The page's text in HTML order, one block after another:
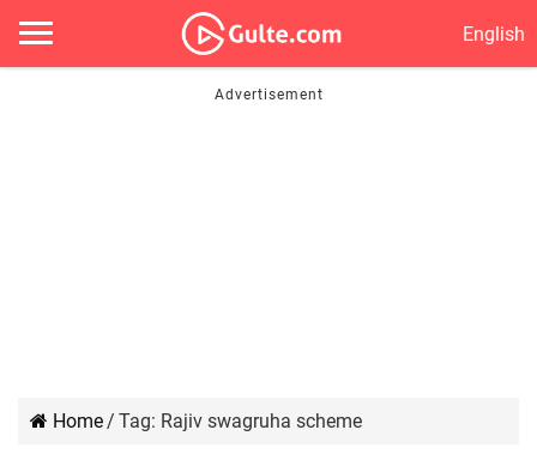
English
Home/ Tag: Rajiv swagruha scheme